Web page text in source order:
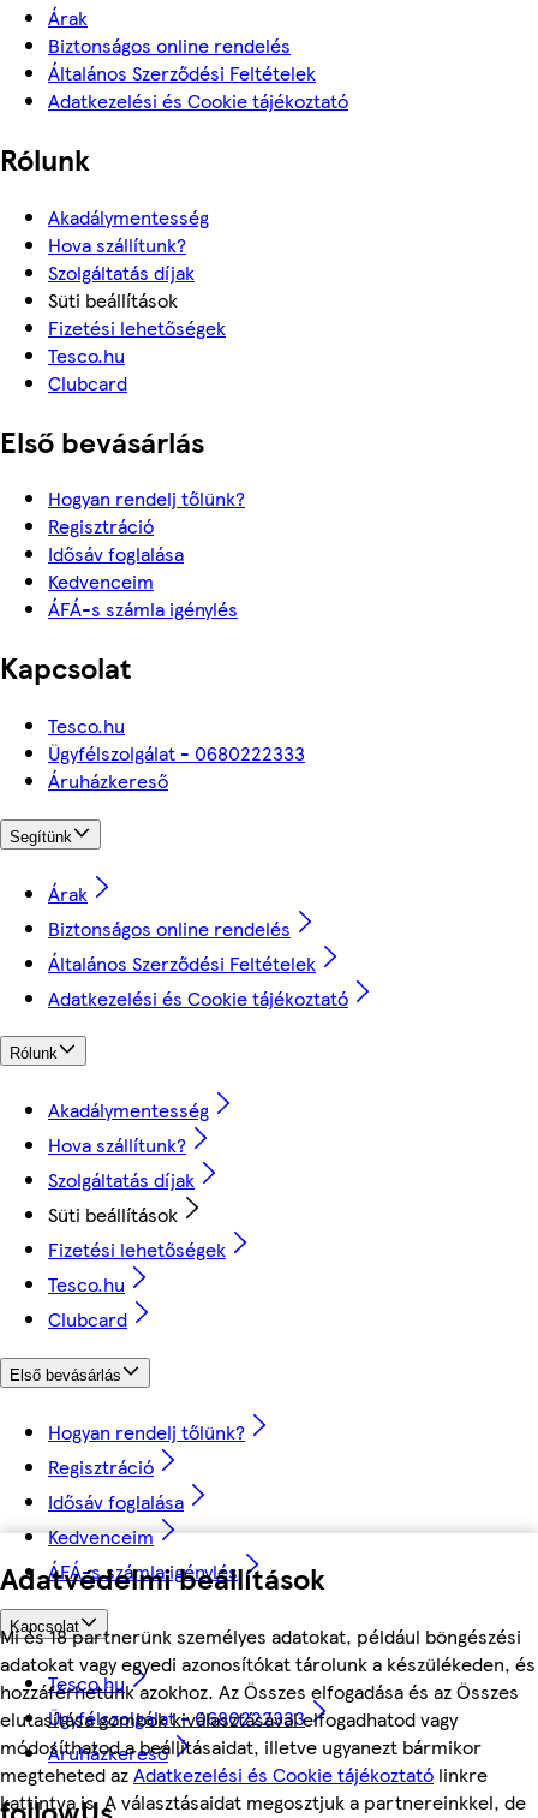
Adatvédelmi beállítások
Mi és 18 partnerünk személyes adatokat, például böngészési
adatokat vagy egyedi azonosítókat tárolunk a készülékeden, és
hozzáférhetünk azokhoz. Az Összes elfogadása és az Összes
elutasítása gombok kiválasztásával elfogadhatod vagy
módosíthatod a beállításaidat, illetve ugyanezt bármikor
megteheted azAdatkezelési és Cookie tájékoztató linkre
kattintva is. A választásaidat megosztjuk a partnereinkkel, de
Árak
Biztonságos online rendelés
Általános Szerződési Feltételek
Adatkezelési és Cookie tájékoztató
Rólunk
Akadálymentesség
Hova szállítunk?
Szolgáltatás díjak
Süti beállítások
Fizetési lehetőségek
Tesco.hu
Clubcard
Első bevásárlás
Hogyan rendelj tőlünk?
Regisztráció
Idősáv foglalása
Kedvenceim
ÁFÁ-s számla igénylés
Kapcsolat
Tesco.hu
Ügyfélszolgálat - 0680222333
Áruházkereső
Segítünk
Árak
Biztonságos online rendelés
Általános Szerződési Feltételek
Adatkezelési és Cookie tájékoztató
Rólunk
Akadálymentesség
Hova szállítunk?
Szolgáltatás díjak
Süti beállítások
Fizetési lehetőségek
Tesco.hu
Clubcard
Első bevásárlás
Hogyan rendelj tőlünk?
Regisztráció
Idősáv foglalása
Kedvenceim
ÁFÁ-s számla igénylés
Kapcsolat
Tesco.hu
Ügyfélszolgálat - 0680222333
Áruházkereső